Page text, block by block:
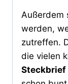
Außerdem
werden,
zutreffen.
die vielen
Steckbrief